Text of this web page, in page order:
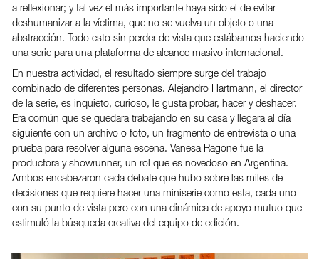
a reflexionar; y tal vez el más importante haya sido el de evitar
deshumanizar a la víctima, que no se vuelva un objeto o una
abstracción. Todo esto sin perder de vista que estábamos haciendo
una serie para una plataforma de alcance masivo internacional.
En nuestra actividad, el resultado siempre surge del trabajo
combinado de diferentes personas. Alejandro Hartmann, el director
de la serie, es inquieto, curioso, le gusta probar, hacer y deshacer.
Era común que se quedara trabajando en su casa y llegara al día
siguiente con un archivo o foto, un fragmento de entrevista o una
prueba para resolver alguna escena. Vanesa Ragone fue la
productora y showrunner, un rol que es novedoso en Argentina.
Ambos encabezaron cada debate que hubo sobre las miles de
decisiones que requiere hacer una miniserie como esta, cada uno
con su punto de vista pero con una dinámica de apoyo mutuo que
estimuló la búsqueda creativa del equipo de edición.